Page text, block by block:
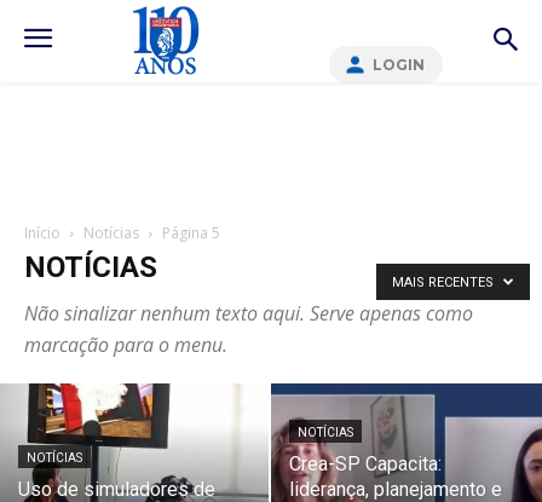
LOGIN
Início Notícias Página 5
NOTÍCIAS
Não sinalizar nenhum texto aqui. Serve apenas como
marcação para o menu.
MAIS RECENTES
NOTÍCIAS
Uso de simuladores de
NOTÍCIAS
Crea-SP Capacita:
liderança, planejamento e